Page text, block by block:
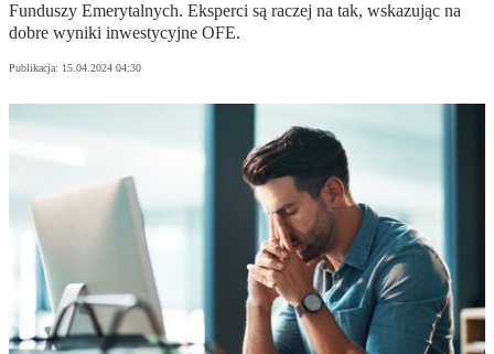
Funduszy Emerytalnych. Eksperci są raczej na tak, wskazując na
dobre wyniki inwestycyjne OFE.
Publikacja: 15.04.2024 04:30